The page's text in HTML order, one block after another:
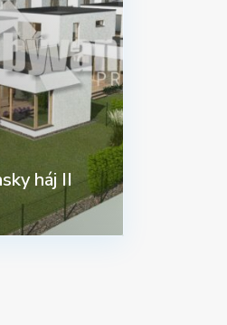
háj II